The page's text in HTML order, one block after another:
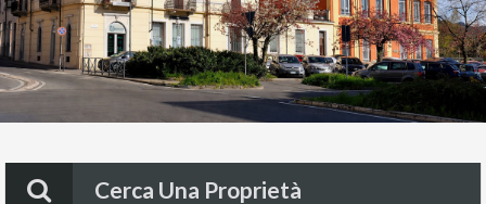
Cerca Una Proprietà